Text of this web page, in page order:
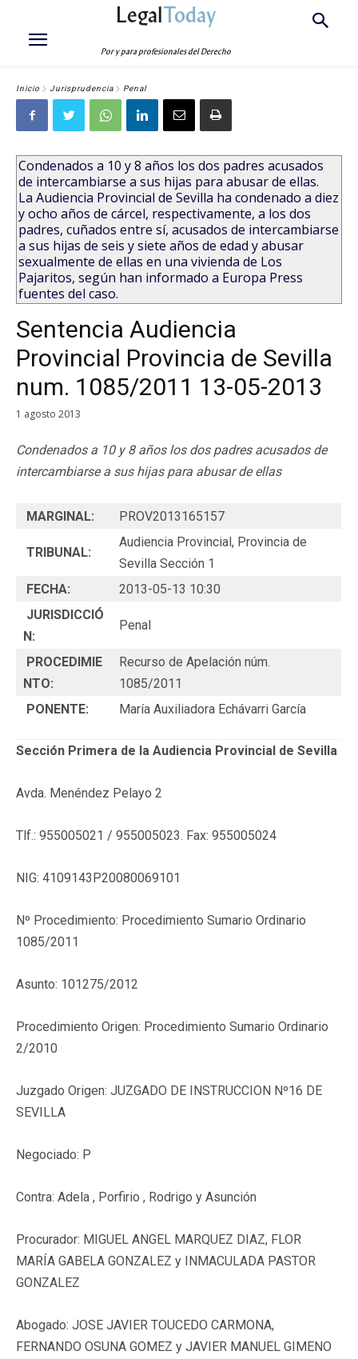
LegalToday
Por y para profesionales del Derecho
Inicio Jurisprudencia Penal
Condenados a 10 y 8 años los dos padres acusados
de intercambiarse a sus hijas para abusar de ellas.
La Audiencia Provincial de Sevilla ha condenado a diez
y ocho años de cárcel, respectivamente, a los dos
padres, cuñados entre sí, acusados de intercambiarse
a sus hijas de seis y siete años de edad y abusar
sexualmente de ellas en una vivienda de Los
Pajaritos, según han informado a Europa Press
fuentes del caso.
Sentencia Audiencia
Provincial Provincia de Sevilla
num. 1085/2011 13-05-2013
1 agosto 2013
Condenados a 10 y 8 años los dos padres acusados de
intercambiarse a sus hijas para abusar de ellas
MARGINAL: PROV2013165157
TRIBUNAL:
Audiencia Provincial, Provincia de
Sevilla Sección 1
FECHA:
2013-05-13 10:30
JURISDICCIÓ
N:
Penal
PROCEDIMIE
NTO:
Recurso de Apelación núm.
1085/2011
PONENTE:
María Auxiliadora Echávarri García
Sección Primera de la Audiencia Provincial de Sevilla
Avda. Menéndez Pelayo 2
Tlf.: 955005021 / 955005023. Fax: 955005024
NIG: 4109143P20080069101
Nº Procedimiento: Procedimiento Sumario Ordinario
1085/2011
Asunto: 101275/2012
Procedimiento Origen: Procedimiento Sumario Ordinario
2/2010
Juzgado Origen: JUZGADO DE INSTRUCCION Nº16 DE
SEVILLA
Negociado: P
Contra: Adela , Porfirio , Rodrigo y Asunción
Procurador: MIGUEL ANGEL MARQUEZ DIAZ, FLOR
MARÍA GABELA GONZALEZ y INMACULADA PASTOR
GONZALEZ
Abogado: JOSE JAVIER TOUCEDO CARMONA,
FERNANDO OSUNA GOMEZ y JAVIER MANUEL GIMENO